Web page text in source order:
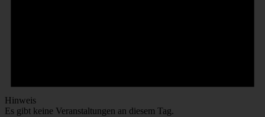
Hinweis
Es gibt keine Veranstaltungen an diesem Tag.